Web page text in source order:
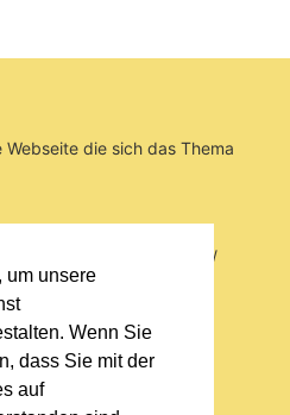
um unsere
Wenn Sie
dass Sie mit der
auf
die sich das Thema
www.bierkreiszeichen.at/
Gesammelte Biere